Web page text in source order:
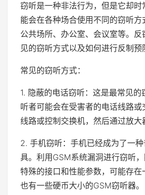
窃听是一种非法行为，但是它却
能会在各种场合使用不同的窃听方
公共场所、办公室、会议室等。反
见的窃听方式以及如何进行反制预
常见的窃听方式：
1. 隐蔽的电话窃听：这是最常见的
听者可能会在受害者的电话线路
线路或控制交换机，然后通过放大
2. 手机窃听：手机已经成为了一
具。利用GSM系统漏洞进行窃听
特殊的接口和性能参数，可能存在
也有一些硬币大小的GSM窃听器。